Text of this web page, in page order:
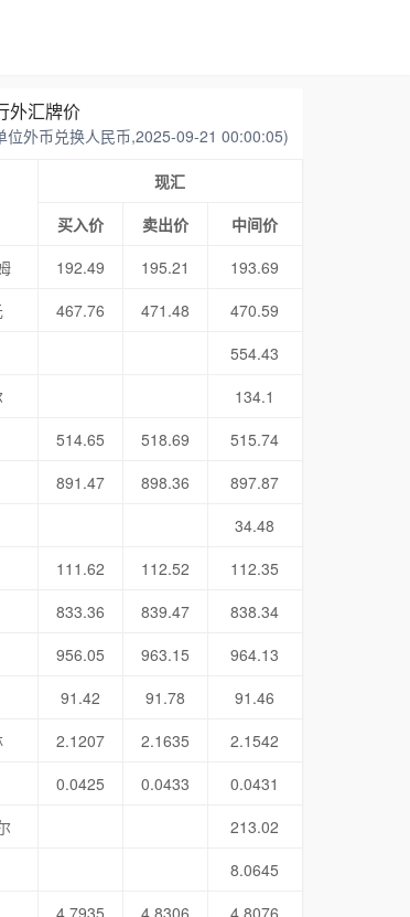
外汇牌价
位外币兑换人民币,2025-09-21 00:00:05)
现汇
买入价
卖出价
中间价
192.49 195.21
193.69
467.76 471.48
470.59
554.43
134.1
514.65 518.69
515.74
891.47 898.36
897.87
34.48
111.62 112.52
112.35
833.36 839.47
838.34
956.05 963.15
964.13
91.42 91.78
91.46
2.1207 2.1635
2.1542
0.0425 0.0433
0.0431
213.02
8.0645
4.7935 4.8306
4.8076